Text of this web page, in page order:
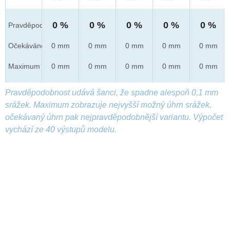
Pravděpod.
Očekáváno
Maximum
0 %
0 mm
0 mm
0 %
0 mm
0 mm
0 %
0 mm
0 mm
0 %
0 mm
0 mm
0 %
0 mm
0 mm
Pravděpodobnost udává šanci, že spadne alespoň 0,1 mm
srážek. Maximum zobrazuje nejvyšší možný úhrn srážek,
očekávaný úhrn pak nejpravděpodobnější variantu. Výpočet
vychází ze 40 výstupů modelu.